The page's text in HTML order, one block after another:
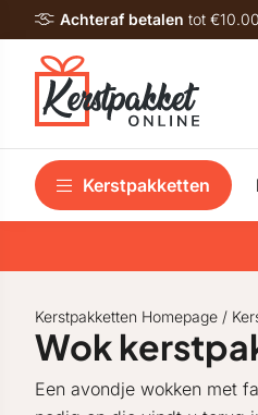
Achteraf betalen tot
Kerstpakketten
Kerstpakketten Homepage /
Wok
Een avondje wokken met